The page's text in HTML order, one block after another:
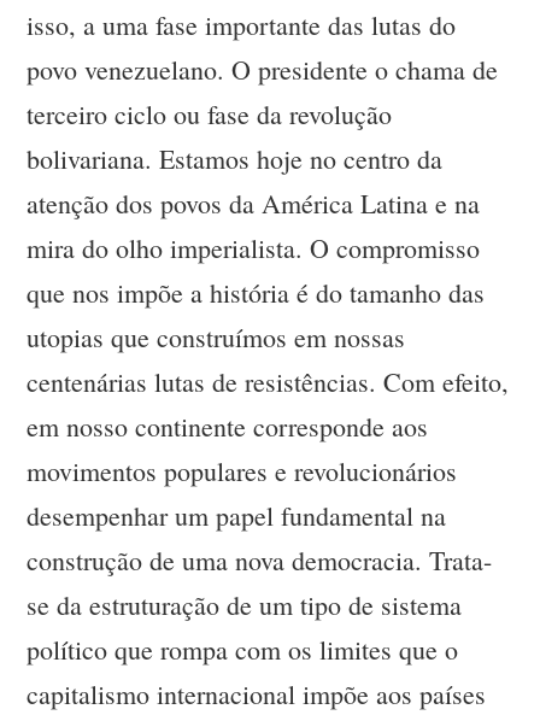
isso, a uma fase importante das lutas do
povo venezuelano. O presidente o chama de
terceiro ciclo ou fase da revolução
bolivariana. Estamos hoje no centro da
atenção dos povos da América Latina e na
mira do olho imperialista. O compromisso
que nos impõe a história é do tamanho das
utopias que construímos em nossas
centenárias lutas de resistências. Com efeito,
em nosso continente corresponde aos
movimentos populares e revolucionários
desempenhar um papel fundamental na
construção de uma nova democracia. Trata-
se da estruturação de um tipo de sistema
político que rompa com os limites que o
capitalismo internacional impõe aos países